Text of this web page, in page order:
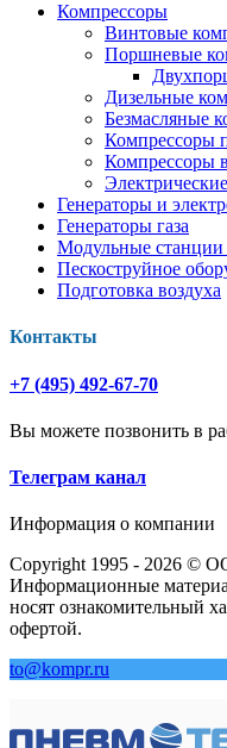
Компрессоры
Винтовые
Поршневые
Дизельные
Безмасляные
Компрессоры
Компрессоры
Генераторы и
Генераторы газа
Модульные
Пескоструйное
Подготовка воздуха
Контакты
+7 (495) 492-67-70
Вы можете позвонить в
Телеграм канал
Информация о компании
Copyright 1995 - 2026 ©
Информационные
носят ознакомительный
офертой.
to@kompr.ru